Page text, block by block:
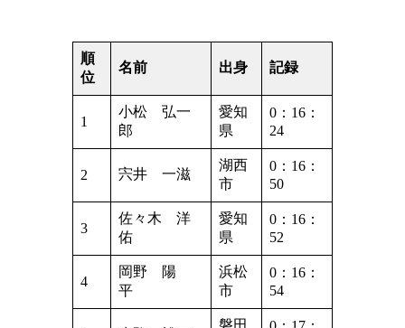
順
位
名前 出身 記録
1
小松 弘一
郎
愛知
県
0：16：
24
2 宍井 一滋
湖西
市
0：16：
50
3
佐々木 洋
佑
愛知
県
0：16：
52
4
岡野 陽
平
浜松
市
0：16：
54